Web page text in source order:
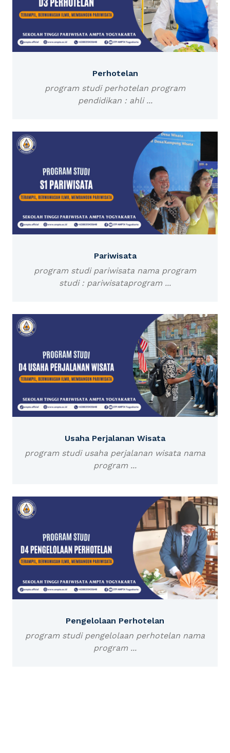
Perhotelan
program studi perhotelan program
pendidikan : ahli ...
Pariwisata
program studi pariwisata nama program
studi : pariwisataprogram ...
Usaha Perjalanan Wisata
program studi usaha perjalanan wisata nama
program ...
Pengelolaan Perhotelan
program studi pengelolaan perhotelan nama
program ...